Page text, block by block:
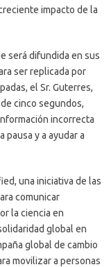
impacto de la
será difundida en sus
ser replicada por
el Sr. Guterres,
cinco segundos,
incorrecta
pausa y a ayudar a
una iniciativa de las
comunicar
la ciencia en
global en
global de cambio
movilizar a personas